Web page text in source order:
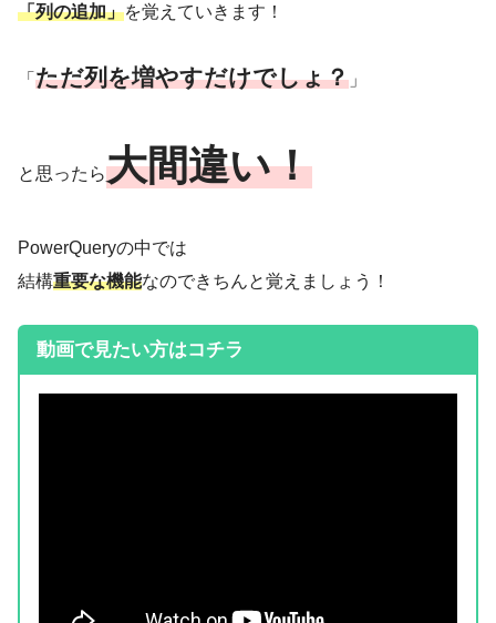
「列の追加」を覚えていきます！
「 ただ列を増やすだけでしょ？ 」
と思ったら大間違い！
PowerQueryの中では
結構重要な機能なのできちんと覚えましょう！
動画で見たい方はコチラ